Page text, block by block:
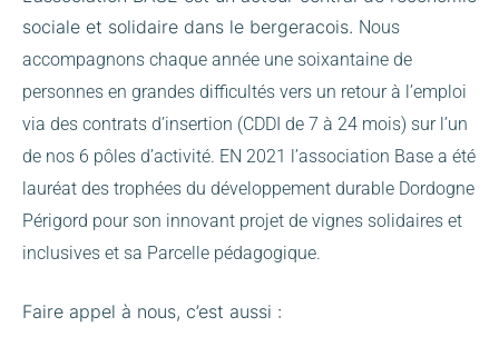
sociale et solidaire dans le bergeracois. Nous
accompagnons chaque année une soixantaine de
personnes en grandes difficultés vers un retour à l’emploi
via des contrats d’insertion (CDDI de 7 à 24 mois) sur l’un
de nos 6 pôles d’activité. EN 2021 l’association Base a été
lauréat des trophées du développement durable Dordogne
Périgord pour son innovant projet de vignes solidaires et
inclusives et sa Parcelle pédagogique.
Faire appel à nous, c’est aussi :